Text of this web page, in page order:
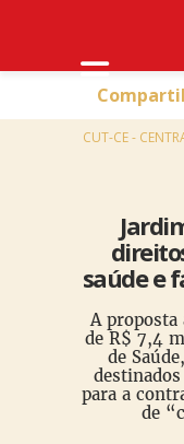
CUT-CE -
saúde e
A
de R$ 7,4
de
para a
de